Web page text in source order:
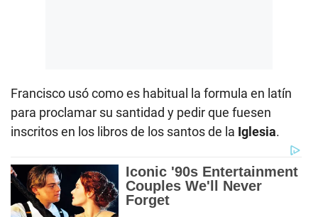
Francisco usó como es habitual la formula en latín
para proclamar su santidad y pedir que fuesen
inscritos en los libros de los santos de la Iglesia.